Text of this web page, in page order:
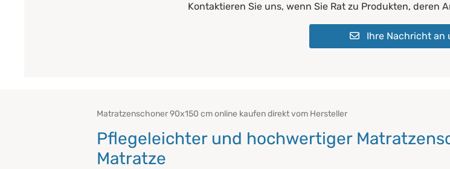
Kontaktieren Sie uns, wenn Sie Rat zu Produkten, deren
Ihre Nachricht an
Matratzenschoner 90x150 cm online kaufen direkt vom Hersteller
Pflegeleichter und hochwertiger
Matratze